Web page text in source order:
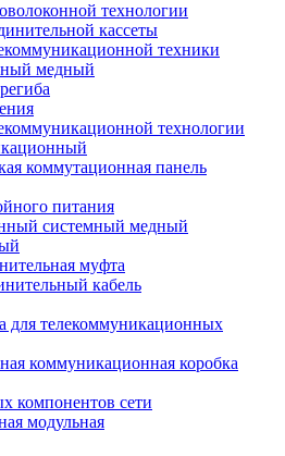
технологии
кассеты
техники
медный
технологии
коммутационная панель
питания
системный медный
муфта
кабель
для телекоммуникационных
коммуникационная коробка
компонентов сети
модульная